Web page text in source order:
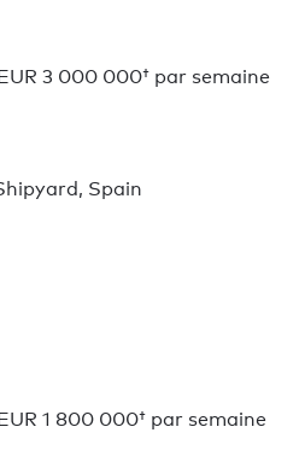
3 000 000† par semaine
Spain
1 800 000† par semaine